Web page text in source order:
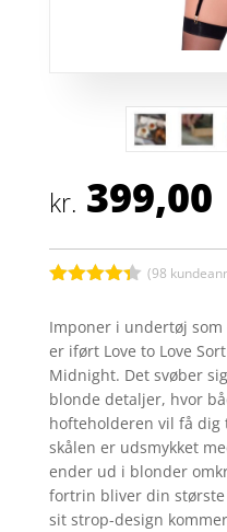
kr. 399,00
ud af 5
baseret
på
kundebedø
mmelser
(98
Imponer i undertøj
er iført Love to Love
Midnight. Det svøber
blonde detaljer, hvor
hofteholderen vil få dig
skålen er udsmykket
ender ud i blonder
fortrin bliver din
sit strop-design